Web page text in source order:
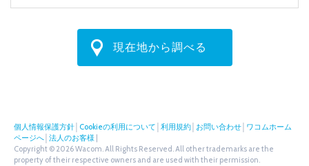
現在地から調べる
個人情報保護方針 Cookieの利用について 利用規約 お問い合わせ ワコムホーム
ページへ 法人のお客様
Copyright © 2026 Wacom. All Rights Reserved. All other trademarks are the
property of their respective owners and are used with their permission.